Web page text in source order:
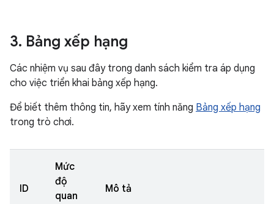
3. Bảng xếp hạng
Các nhiệm vụ sau đây trong danh sách kiểm tra áp dụng
cho việc triển khai bảng xếp hạng.
Để biết thêm thông tin, hãy xem tính năng Bảng xếp hạng
trong trò chơi.
ID
Mức
độ
quan
Mô tả